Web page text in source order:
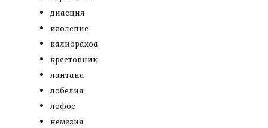
диасция
изолепис
калибрахоа
крестовник
лантана
лобелия
лофос
немезия